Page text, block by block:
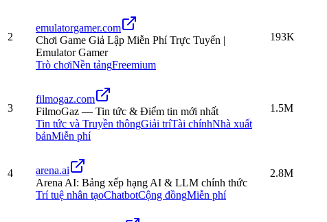
2
emulatorgamer.com
Chơi Game Giả Lập Miễn Phí Trực Tuyến |
Emulator Gamer
Trò chơiNền tảngFreemium
193K
3
filmogaz.com
FilmoGaz — Tin tức & Điểm tin mới nhất
Tin tức và Truyền thôngGiải tríTài chínhNhà xuất
bảnMiễn phí
1.5M
4
arena.ai
Arena AI: Bảng xếp hạng AI & LLM chính thức
Trí tuệ nhân tạoChatbotCộng đồngMiễn phí
2.8M